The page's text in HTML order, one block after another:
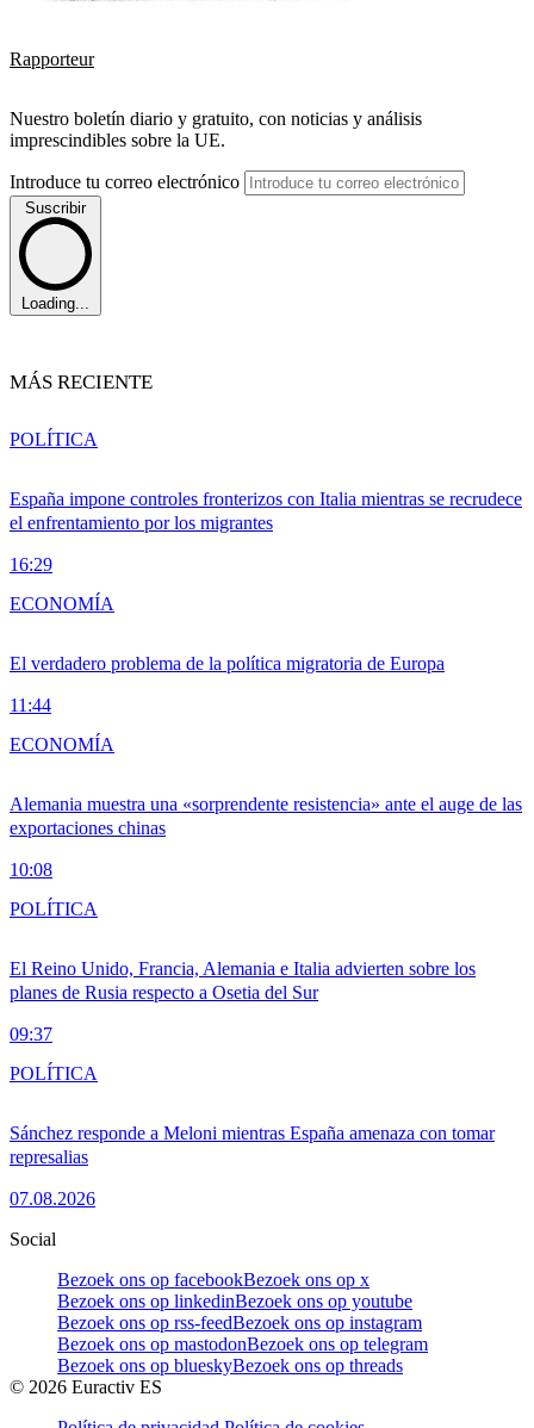
Rapporteur
Nuestro boletín diario y gratuito, con noticias y análisis
imprescindibles sobre la UE.
Introduce tu correo electrónico
Suscribir
Loading...
MÁS RECIENTE
España impone controles fronterizos con Italia mientras se recrudece
el enfrentamiento por los migrantes
16:29
POLÍTICA
El verdadero problema de la política migratoria de Europa
11:44
ECONOMÍA
Alemania muestra una «sorprendente resistencia» ante el auge de las
exportaciones chinas
10:08
ECONOMÍA
El Reino Unido, Francia, Alemania e Italia advierten sobre los
planes de Rusia respecto a Osetia del Sur
09:37
POLÍTICA
Sánchez responde a Meloni mientras España amenaza con tomar
represalias
07.08.2026
POLÍTICA
Social
Bezoek ons op facebookBezoek ons op x
Bezoek ons op linkedinBezoek ons op youtube
Bezoek ons op rss-feedBezoek ons op instagram
Bezoek ons op mastodonBezoek ons op telegram
Bezoek ons op blueskyBezoek ons op threads
© 2026 Euractiv ES